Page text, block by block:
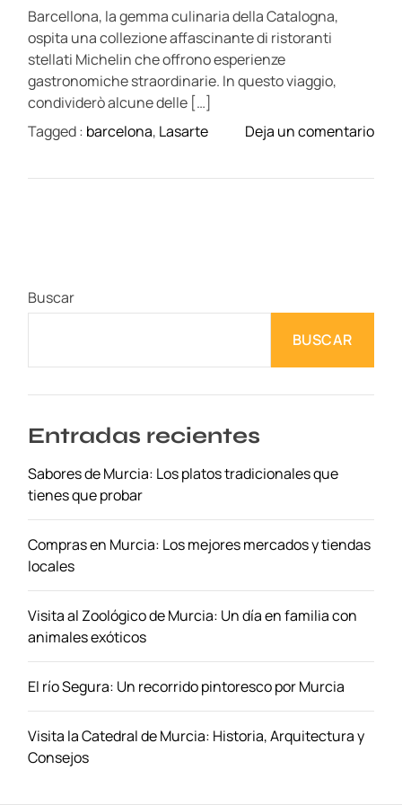
e
B
a
r
c
e
o
j
e
n
l
i
d
b
l
i
m
e
Barcellona, la gemma culinaria della Catalogna,
ospita una collezione affascinante di ristoranti
stellati Michelin che offrono esperienze
gastronomiche straordinarie. In questo viaggio,
condividerò alcune delle […]
Tagged : barcelona, Lasarte Deja un comentarioo
R
i
l
e
i
Buscar
BUSCAR
Entradas recientes
Sabores de Murcia: Los platos tradicionales que
tienes que probar
Compras en Murcia: Los mejores mercados y tiendas
locales
Visita al Zoológico de Murcia: Un día en familia con
animales exóticos
El río Segura: Un recorrido pintoresco por Murcia
Visita la Catedral de Murcia: Historia, Arquitectura y
Consejos